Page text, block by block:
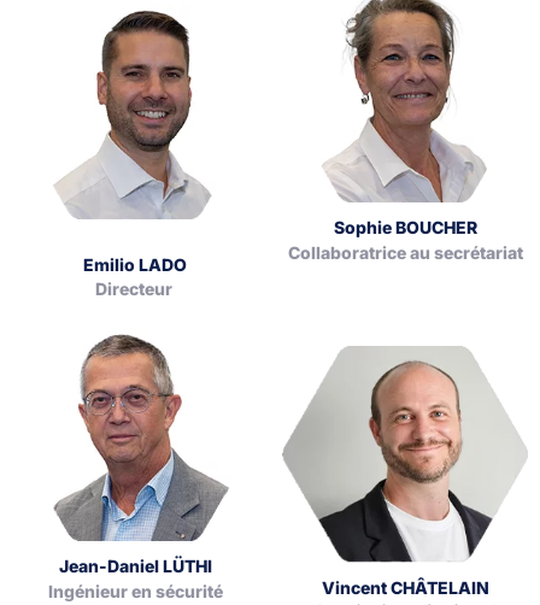
Emilio LADO
Directeur
Sophie BOUCHER
Collaboratrice au secrétariat
Jean-Daniel LÜTHI
Ingénieur en sécurité
Vincent CHÂTELAIN